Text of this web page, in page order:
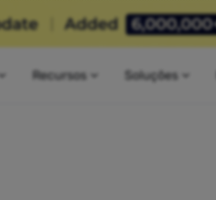
Recursos Soluções